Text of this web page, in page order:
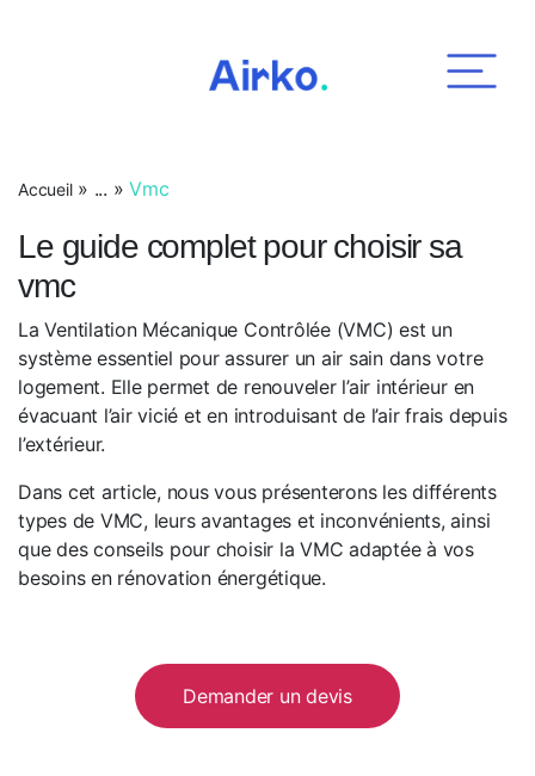
Accueil» ... »Vmc
Le guide complet pour choisir sa
vmc
La Ventilation Mécanique Contrôlée (VMC) est un
système essentiel pour assurer un air sain dans votre
logement. Elle permet de renouveler l’air intérieur en
évacuant l’air vicié et en introduisant de l’air frais depuis
l’extérieur.
Dans cet article, nous vous présenterons les différents
types de VMC, leurs avantages et inconvénients, ainsi
que des conseils pour choisir la VMC adaptée à vos
besoins en rénovation énergétique.
Demander un devis